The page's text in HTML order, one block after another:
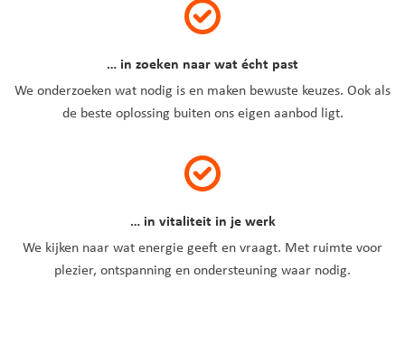
… in zoeken naar wat écht past
We onderzoeken wat nodig is en maken bewuste keuzes. Ook als
de beste oplossing buiten ons eigen aanbod ligt.
… in vitaliteit in je werk
We kijken naar wat energie geeft en vraagt. Met ruimte voor
plezier, ontspanning en ondersteuning waar nodig.